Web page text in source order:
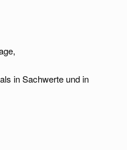
in Sachwerte und in